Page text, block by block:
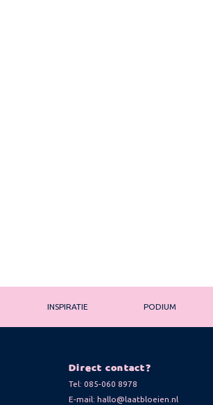
INSPIRATIE PODIUM
Direct contact?
Tel:085-060 8978
E-mail: hallo@laatbloeien.nl